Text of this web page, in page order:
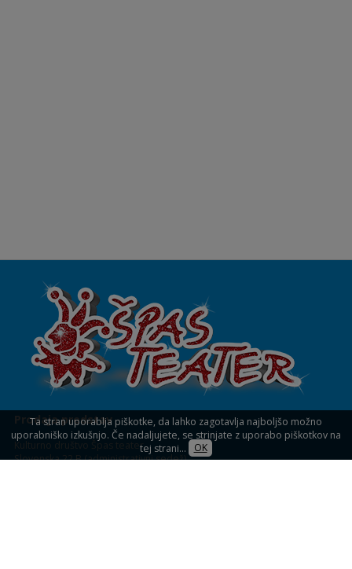
Prodaja predstav
Kulturno društvo Špas teater
Slovenska 22 B (administrativni sedež)
Ta stran uporablja piškotke, da lahko zagotavlja najboljšo možno
uporabniško izkušnjo. Če nadaljujete, se strinjate z uporabo piškotkov na
tej strani...
OK